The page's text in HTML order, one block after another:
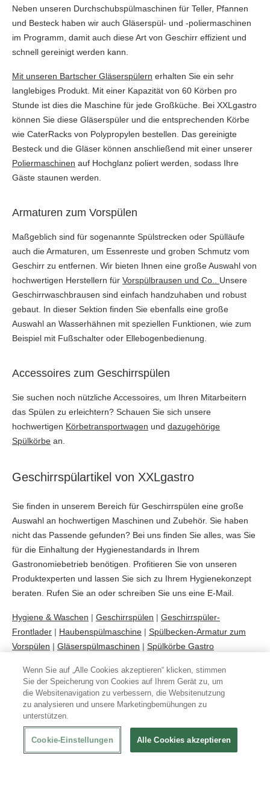
Neben unseren Durchschubspülmaschinen für Teller, Pfannen
und Besteck haben wir auch Gläserspül- und -poliermaschinen
im Programm, damit auch diese Art von Geschirr effizient und
schnell gereinigt werden kann.
Mit unseren Bartscher Gläserspülern erhalten Sie ein sehr
langlebiges Produkt. Mit einer Kapazität von 60 Körben pro
Stunde ist dies die Maschine für jede Großküche. Bei XXLgastro
können Sie diese Gläserspüler und die entsprechenden Körbe
wie CaterRacks von Polypropylen bestellen. Das gereinigte
Besteck und die Gläser können anschließend mit einer unserer
Poliermaschinen auf Hochglanz poliert werden, sodass Ihre
Gäste staunen werden.
Armaturen zum Vorspülen
Maßgeblich sind für sogenannte Spülstrecken oder Spülläufe
auch die Armaturen, um Essenreste und groben Schmutz vom
Geschirr zu entfernen. Wir bieten Ihnen eine große Auswahl von
hochwertigen Herstellern für Vorspülbrausen und Co.. Unsere
Geschirrwaschbrausen sind einfach handzuhaben und robust
gebaut. In dieser Sektion finden Sie ebenfalls eine große
Auswahl an Wasserhähnen mit speziellen Funktionen, wie zum
Beispiel mit Fußschalter oder Ellebogenbedienung.
Accessoires zum Geschirrspülen
Sie suchen noch nützliche Accessoires, um Ihren Mitarbeitern
das Spülen zu erleichtern? Schauen Sie sich unsere
hochwertigen Körbetransportwagen und dazugehörige
Spülkörbe an.
Geschirrspülartikel von XXLgastro
Sie finden in unserem Bereich für Geschirrspülen eine große
Auswahl an hochwertigen Maschinen und Zubehör. Sie haben
nicht das Passende gefunden? Bei uns finden Sie alles, was Sie
für die Einhaltung der Hygienestandards in Ihrem
Gastronomiebetrieb benötigen. Profitieren Sie von unseren
Produktexperten und lassen Sie sich zu Ihrem Hygienekonzept
beraten. Rufen Sie an oder schreiben Sie uns eine E-Mail.
Hygiene & Waschen | Geschirrspülen | Geschirrspüler-
Frontlader | Haubenspülmaschine | Spülbecken-Armatur zum
Vorspülen | Gläserspülmaschinen | Spülkörbe Gastro
Abonnieren Sie unseren Newsletter
Ich stimme denGeschäftsbedingungenund der
Datenschutzrichtliniezu
Wenn Sie auf „Alle Cookies akzeptieren“ klicken, stimmen
Sie der Speicherung von Cookies auf Ihrem Gerät zu, um
die Websitenavigation zu verbessern, die Websitenutzung
zu analysieren und unsere Marketingbemühungen zu
unterstützen.
Cookie-Einstellungen Alle Cookies akzeptieren